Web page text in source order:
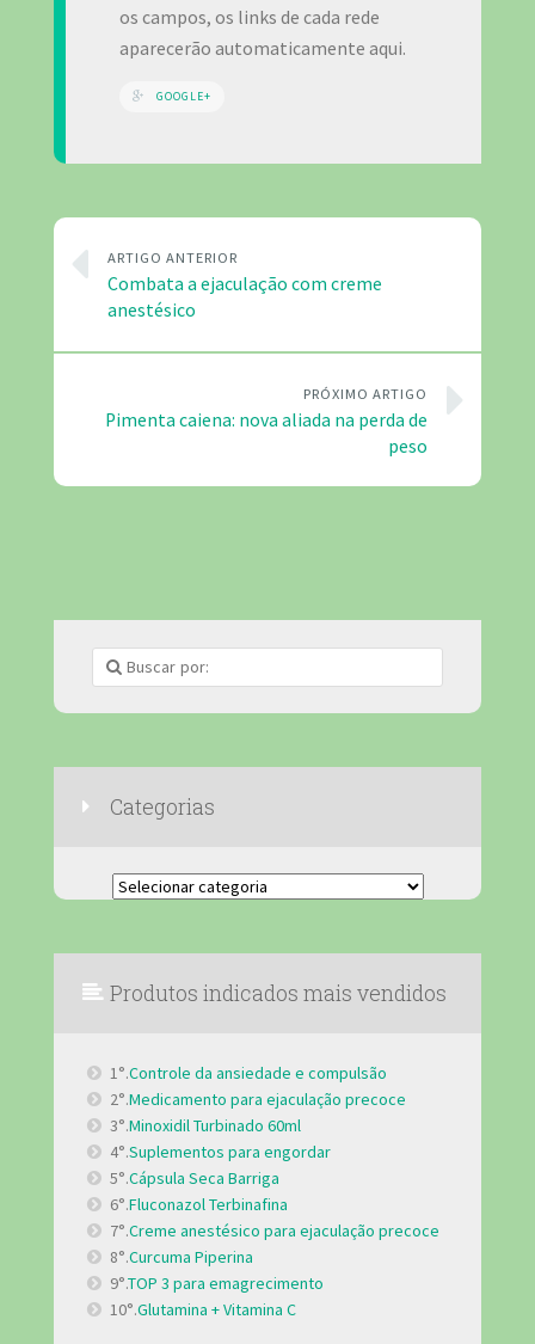
os campos, os links de cada rede
aparecerão automaticamente aqui.
GOOGLE+
ARTIGO ANTERIOR
Combata a ejaculação com creme
anestésico
PRÓXIMO ARTIGO
Pimenta caiena: nova aliada na perda de
peso
Categorias
Categorias
Produtos indicados mais vendidos
1°.Controle da ansiedade e compulsão
2°.Medicamento para ejaculação precoce
3°.Minoxidil Turbinado 60ml
4°.Suplementos para engordar
5°.Cápsula Seca Barriga
6°.Fluconazol Terbinafina
7°.Creme anestésico para ejaculação precoce
8°.Curcuma Piperina
9°.TOP 3 para emagrecimento
10°.Glutamina + Vitamina C